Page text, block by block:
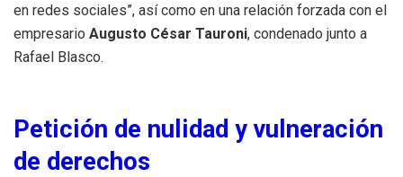
en redes sociales”, así como en una relación forzada con el
empresario Augusto César Tauroni, condenado junto a
Rafael Blasco.
Petición de nulidad y vulneración
de derechos